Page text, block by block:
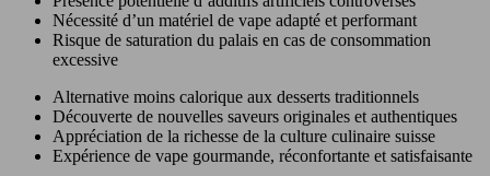
Nécessité d’un matériel de vape adapté et performant
Risque de saturation du palais en cas de consommation
excessive
Alternative moins calorique aux desserts traditionnels
Découverte de nouvelles saveurs originales et authentiques
Appréciation de la richesse de la culture culinaire suisse
Expérience de vape gourmande, réconfortante et satisfaisante